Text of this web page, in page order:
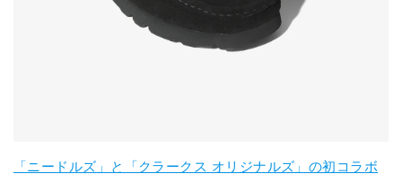
「ニードルズ」と「クラークス オリジナルズ」の初コラボ